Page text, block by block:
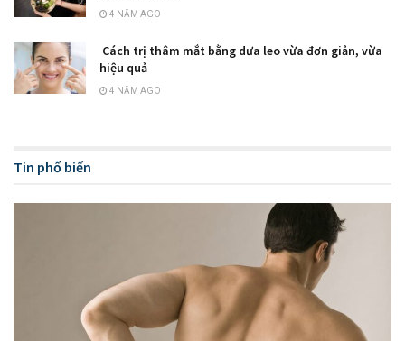
4 NĂM AGO
Cách trị thâm mắt bằng dưa leo vừa đơn giản, vừa
hiệu quả
4 NĂM AGO
Tin phổ biến